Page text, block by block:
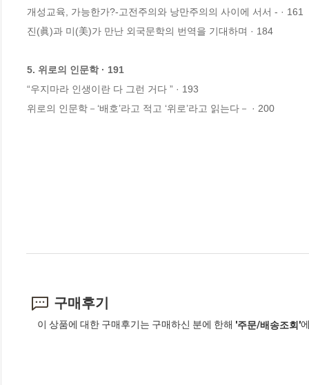
개성교육, 가능한가?-고전주의와 낭만주의의 사이에 서서 - · 161
진(眞)과 미(美)가 만난 외국문학의 번역을 기대하며 · 184
5. 위로의 인문학 · 191
“우지마라 인생이란 다 그런 거다 ” · 193
위로의 인문학－‘배호’라고 적고 ‘위로’라고 읽는다－ · 200
구매후기
이 상품에 대한 구매후기는 구매하신 분에 한해 '주문/배송조회'